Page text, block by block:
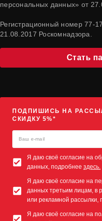
персональных данных» от
Регистрационный номер 77-
21.08.2017 Роскомнадзора.
Стать
ПОДПИШИСЬ НА
СКИДКУ 5%*
Я даю своё согласие на
данных, подробнее здесь.
Я даю своё согласие на
данных третьим лицам, в
или рекламной рассылки,
Я даю своё согласие на